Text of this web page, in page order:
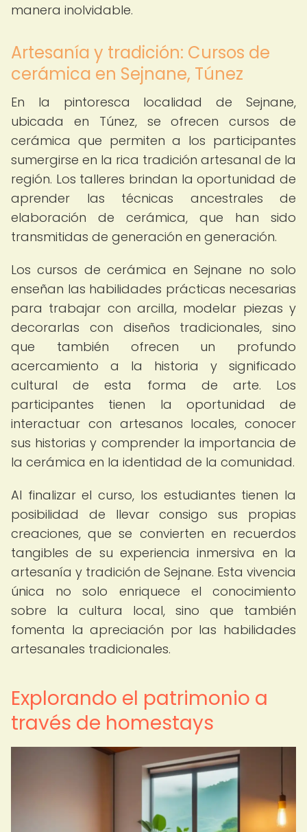
manera inolvidable.
Artesanía y tradición: Cursos de
cerámica en Sejnane, Túnez
En la pintoresca localidad de Sejnane,
ubicada en Túnez, se ofrecen cursos de
cerámica que permiten a los participantes
sumergirse en la rica tradición artesanal de la
región. Los talleres brindan la oportunidad de
aprender las técnicas ancestrales de
elaboración de cerámica, que han sido
transmitidas de generación en generación.
Los cursos de cerámica en Sejnane no solo
enseñan las habilidades prácticas necesarias
para trabajar con arcilla, modelar piezas y
decorarlas con diseños tradicionales, sino
que también ofrecen un profundo
acercamiento a la historia y significado
cultural de esta forma de arte. Los
participantes tienen la oportunidad de
interactuar con artesanos locales, conocer
sus historias y comprender la importancia de
la cerámica en la identidad de la comunidad.
Al finalizar el curso, los estudiantes tienen la
posibilidad de llevar consigo sus propias
creaciones, que se convierten en recuerdos
tangibles de su experiencia inmersiva en la
artesanía y tradición de Sejnane. Esta vivencia
única no solo enriquece el conocimiento
sobre la cultura local, sino que también
fomenta la apreciación por las habilidades
artesanales tradicionales.
Explorando el patrimonio a
través de homestays